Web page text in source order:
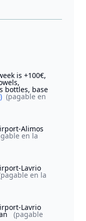
is +100€,
bottles, base
(pagable en
Alimos
en la
Lavrio
en la
Lavrio
(pagable